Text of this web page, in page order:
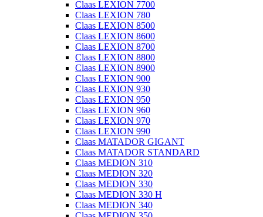
Claas LEXION 7700
Claas LEXION 780
Claas LEXION 8500
Claas LEXION 8600
Claas LEXION 8700
Claas LEXION 8800
Claas LEXION 8900
Claas LEXION 900
Claas LEXION 930
Claas LEXION 950
Claas LEXION 960
Claas LEXION 970
Claas LEXION 990
Claas MATADOR GIGANT
Claas MATADOR STANDARD
Claas MEDION 310
Claas MEDION 320
Claas MEDION 330
Claas MEDION 330 H
Claas MEDION 340